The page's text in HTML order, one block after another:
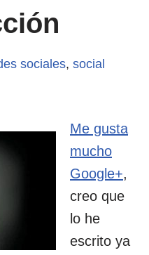
sociales, social
Me gusta
mucho
Google+,
creo que
lo he
escrito ya